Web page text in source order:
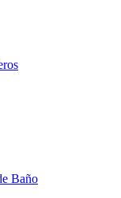
Baño